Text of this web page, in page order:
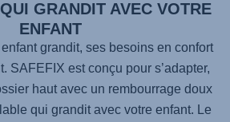
GRANDIT AVEC VOTRE
ENFANT
grandit, ses besoins en confort
SAFEFIX est conçu pour s’adapter,
haut avec un rembourrage doux
qui grandit avec votre enfant. Le